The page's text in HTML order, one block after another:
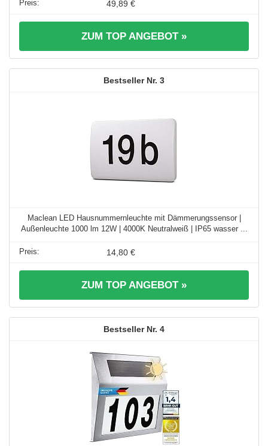
49,89 €
ZUM TOP ANGEBOT »
3
Maclean LED Hausnummernleuchte mit Dämmerungssensor |
Außenleuchte 1000 lm 12W | 4000K Neutralweiß | IP65 wasser ...
14,80 €
ZUM TOP ANGEBOT »
4